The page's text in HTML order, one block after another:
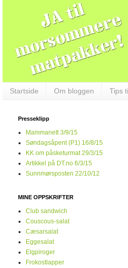
Startside Om bloggen Tips
Presseklipp
Mammanett 3/9/15
Søndagsåpent (P1) 16/8/15
KK om påsketurmat 29/3/15
Artikkel på DT.no 6/3/15
Sunnmørsposten 22/10/12
MINE OPPSKRIFTER
Club sandwich
Couscous-salat
Cæsarsalat
Eggesalat
Elgpiroger
Frokostlapper